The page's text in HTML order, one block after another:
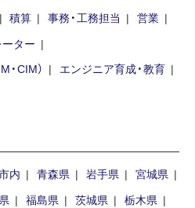
積算 事務・工務担当
営業
ター
・CIM）
エンジニア育成・教育
内 青森県 岩手県
宮城県
福島県 茨城県
栃木県